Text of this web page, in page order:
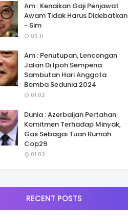
Am : Kenaikan Gaji Penjawat
Awam Tidak Harus Didebatkan
- Sim
09:11
Am : Penutupan, Lencongan
Jalan Di Ipoh Sempena
Sambutan Hari Anggota
Bomba Sedunia 2024
01:02
Dunia : Azerbaijan Pertahan
Komitmen Terhadap Minyak,
Gas Sebagai Tuan Rumah
Cop29
01:03
RECENT POSTS